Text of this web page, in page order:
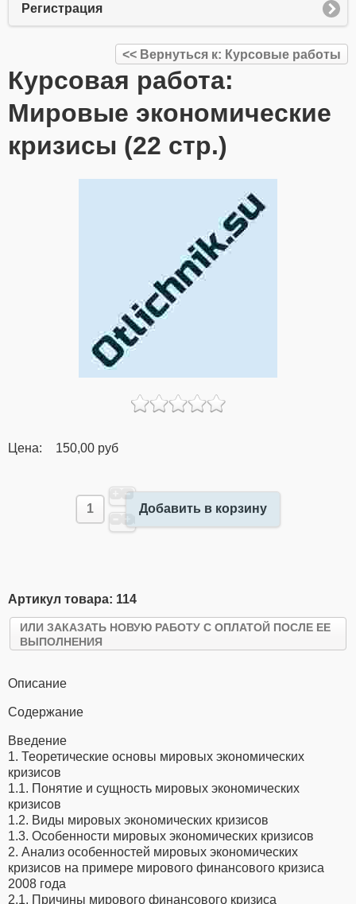
Регистрация
<< Вернуться к: Курсовые работы
Курсовая работа:
Мировые экономические
кризисы (22 стр.)
Цена: 150,00 руб
Добавить в корзину
Артикул товара: 114
ИЛИ ЗАКАЗАТЬ НОВУЮ РАБОТУ С ОПЛАТОЙ ПОСЛЕ ЕЕ
ВЫПОЛНЕНИЯ
Описание
Содержание
Введение
1. Теоретические основы мировых экономических
кризисов
1.1. Понятие и сущность мировых экономических
кризисов
1.2. Виды мировых экономических кризисов
1.3. Особенности мировых экономических кризисов
2. Анализ особенностей мировых экономических
кризисов на примере мирового финансового кризиса
2008 года
2.1. Причины мирового финансового кризиса